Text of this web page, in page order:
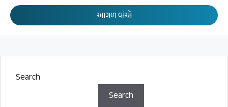
આગળ વાંચો
Search
Search